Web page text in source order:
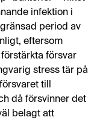
infektion i
period av
eftersom
försvar
stress tär på
till
då försvinner det
belagt att